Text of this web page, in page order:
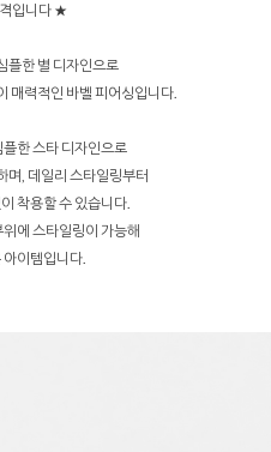
입니다 ★
플한 별 디자인으로
매력적인 바벨 피어싱입니다.
한 스타 디자인으로
며, 데일리 스타일링부터
착용할 수 있습니다.
에 스타일링이 가능해
이템입니다.